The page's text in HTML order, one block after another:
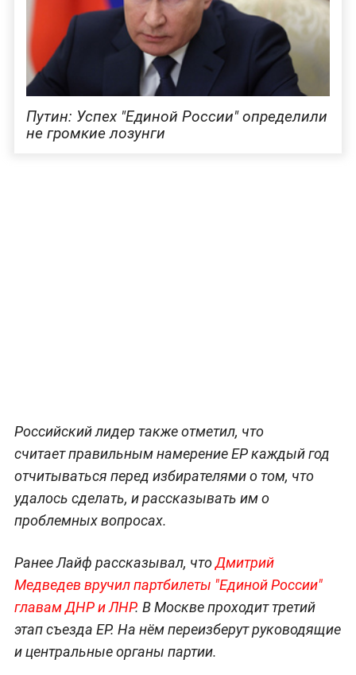
Путин: Успех "Единой России" определили
не громкие лозунги
Российский лидер также отметил, что
считает правильным намерение ЕР каждый год
отчитываться перед избирателями о том, что
удалось сделать, и рассказывать им о
проблемных вопросах.
Ранее Лайф рассказывал, чтоДмитрий
Медведев вручил партбилеты "Единой России"
главам ДНР и ЛНР. В Москве проходит третий
этап съезда ЕР. На нём переизберут руководящие
и центральные органы партии.